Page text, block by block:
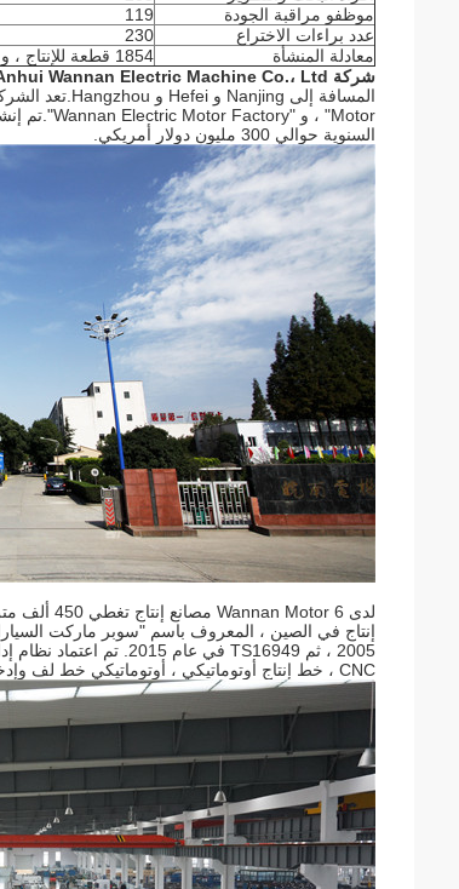
موظفو مراقبة الجودة
119
عدد براءات الاختراع
230
معادلة المنشأة
1854 قطعة للإنتاج ، و 1454 للاختبار
شركة Anhui Wannan Electric Machine Co.، Ltd.
السنوية حوالي 300 مليون دولار أمريكي.
CNC ، خط إنتاج أوتوماتيكي ، أوتوماتيكي خط لف وإدخال ، خط تقطيع عالي الدقة وعالي السرعة.